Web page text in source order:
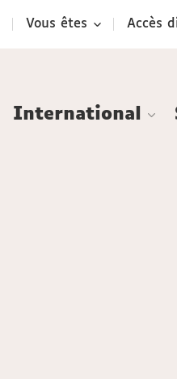
Vous êtes Accès
International